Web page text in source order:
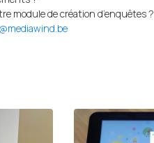
module de création d’enquêtes ?